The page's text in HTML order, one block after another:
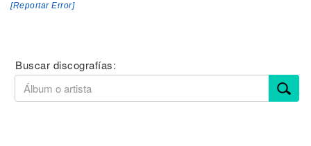
[Reportar Error]
Buscar discografías: